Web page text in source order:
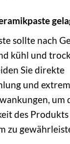
sollte nach
kühl und
Sie direkte
und
um
des
zu